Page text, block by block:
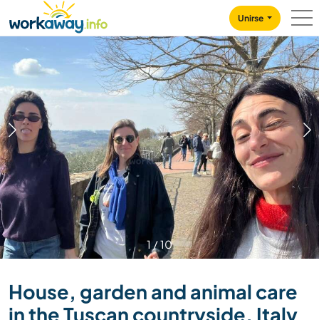
CONTENT
MAIN NAVIGATION
Unirse
1/10
House, garden and animal care
in the Tuscan countryside, Italy